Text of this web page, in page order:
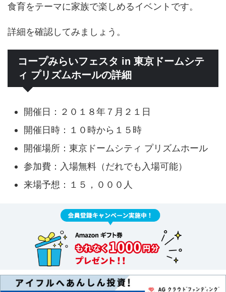
食育をテーマに家族で楽しめるイベントです。
詳細を確認してみましょう。
コープみらいフェスタ in 東京ドームシテ
ィ プリズムホールの詳細
開催日：２０１８年７月２１日
開催日時：１０時から１５時
開催場所：東京ドームシティ プリズムホール
参加費：入場無料（だれでも入場可能）
来場予想：１５，０００人